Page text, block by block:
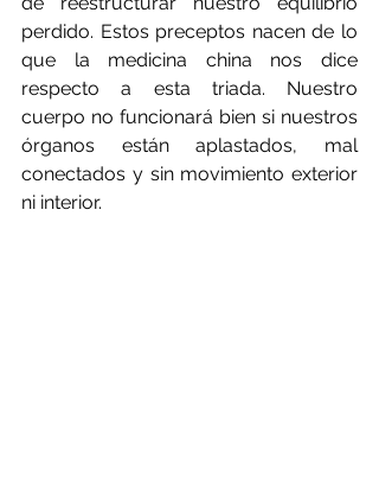
perdido. Estos preceptos nacen de lo
que la medicina china nos dice
respecto a esta triada. Nuestro
cuerpo no funcionará bien si nuestros
órganos están aplastados, mal
conectados y sin movimiento exterior
ni interior.